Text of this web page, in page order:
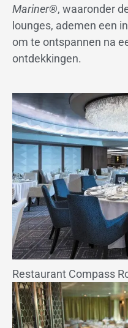
Mariner®, waaronder
lounges, ademen een
om te ontspannen na
ontdekkingen.
Restaurant Compass